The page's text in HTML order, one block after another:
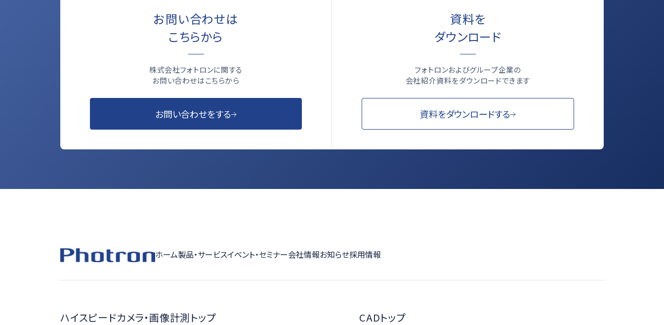
お問い合わせは
こちらから
株式会社フォトロンに関する
お問い合わせはこちらから
お問い合わせをする
資料を
ダウンロード
フォトロンおよびグループ企業の
会社紹介資料をダウンロードできます
資料をダウンロードする
ホーム製品・サービスイベント・セミナー会社情報お知らせ採用情報
ハイスピードカメラ・画像計測トップ CADトップ